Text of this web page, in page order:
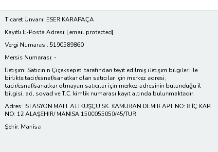
Ticaret Ünvanı: ESER KARAPAÇA
Kayıtlı E-Posta Adresi: [email protected]
Vergi Numarası: 5190589860
Mersis Numarası: -
İletişim: Satıcının Çiçeksepeti tarafından teyit edilmiş iletişim bilgileri ile
birlikte tacir/esnaf/sanatkar olan satıcılar için merkez adresi;
tacir/esnaf/sanatkar olmayan satıcılar için merkez adresinin bulunduğu il
bilgisi, ad, soyad ve T.C. kimlik numarası kayıt altında bulunmaktadır.
Adres: İSTASYON MAH. ALİ KUŞÇU SK. KAMURAN DEMIR APT NO: 8 İÇ KAPI
NO: 12 ALAŞEHİR/ MANİSA 1500055050/45/TUR
Şehir: Manisa